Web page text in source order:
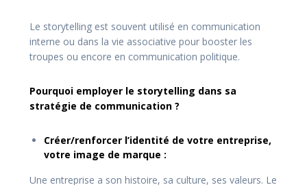
Le storytelling est souvent utilisé en communication
interne ou dans la vie associative pour booster les
troupes ou encore en communication politique.
Pourquoi employer le storytelling dans sa
stratégie de communication ?
Créer/renforcer l’identité de votre entreprise,
votre image de marque :
Une entreprise a son histoire, sa culture, ses valeurs. Le